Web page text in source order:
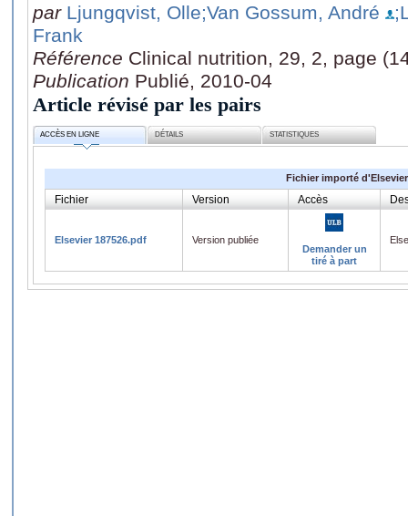
par Ljungqvist, Olle;Van Gossum, André
Frank
Référence Clinical nutrition, 29, 2, page
Publication Publié, 2010-04
Article révisé par les pairs
ACCÈS EN LIGNE DÉTAILS STATISTIQUES
Fichier importé d'Elsevier
Fichier Version Accès
Elsevier 187526.pdf
Version publiée
Demander un
tiré à part